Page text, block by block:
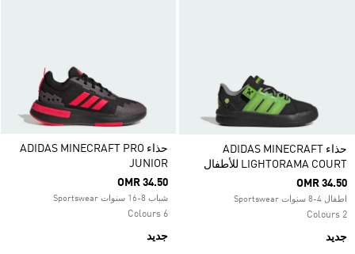
حذاء ADIDAS MINECRAFT
LIGHTORAMA COURT للأطفال
OMR 34.50
اطفال 4-8 سنوات Sportswear
2 Colours
جديد
حذاء ADIDAS MINECRAFT PRO
JUNIOR
OMR 34.50
شباب 8-16 سنوات Sportswear
6 Colours
جديد